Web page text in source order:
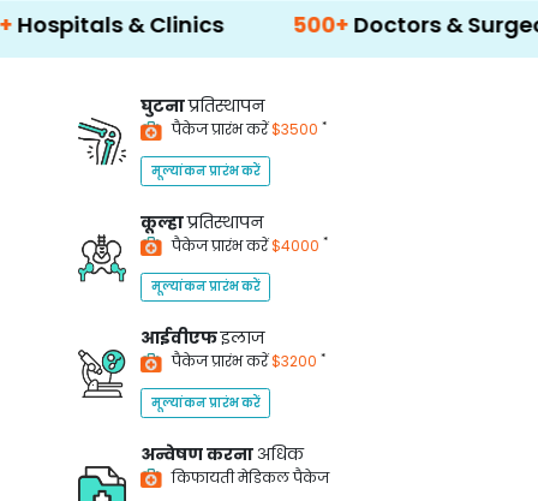
& Clinics 500+ Doctors & Surgeons
घुटनाप्रतिस्थापन
पैकेज प्रारंभ करें$3500 *
मूल्यांकन प्रारंभ करें
कूल्हाप्रतिस्थापन
पैकेज प्रारंभ करें$4000 *
मूल्यांकन प्रारंभ करें
आईवीएफइलाज
पैकेज प्रारंभ करें$3200 *
मूल्यांकन प्रारंभ करें
अन्वेषण करना अधिक
किफायती मेडिकल पैकेज